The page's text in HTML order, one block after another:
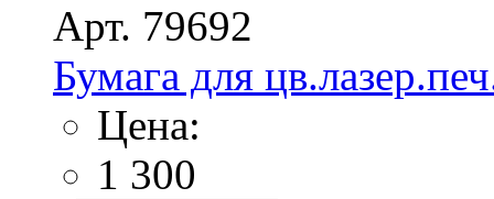
Арт. 79692
Бумага для
Цена:
1 300